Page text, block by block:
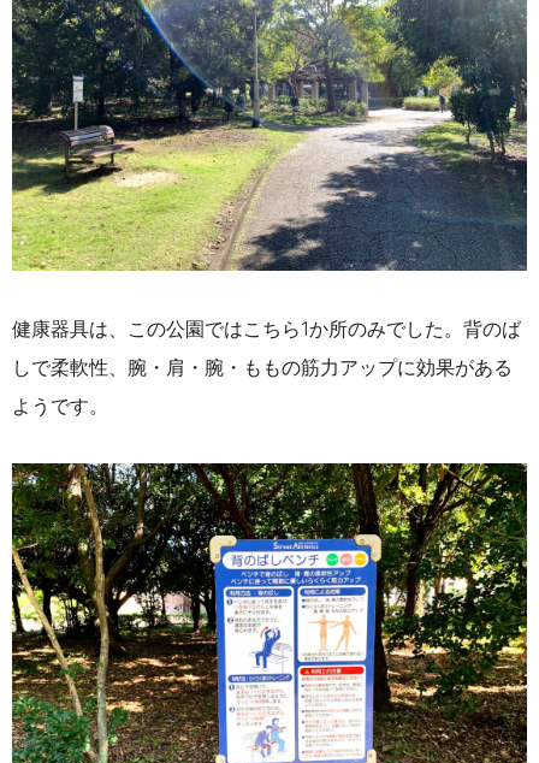
健康器具は、この公園ではこちら1か所のみでした。背のば
しで柔軟性、腕・肩・腕・ももの筋力アップに効果がある
ようです。